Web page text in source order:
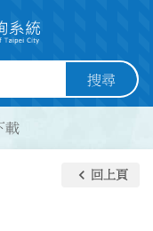
搜尋
載
keyboard_arrow_left 回上頁